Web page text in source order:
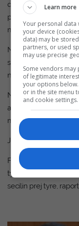
qe ku jam, ku me i
po do në Slloveni
mbyll telefoni më
Një i zhdukur apo
statistika. Ai është
në familje, një plagë
Në rajonin e
armëve. Për shumë
mes shpresës dhe
Jeta e pasluftës për
Familjet e varfëra
tyre ndërsa në cdo
secilin prej tyre,
Learn more
Your personal
your device
data) may be
partners, or used
may use precise
Some vendors
of legitimate
your options
or in the site menu
and cookie settings.